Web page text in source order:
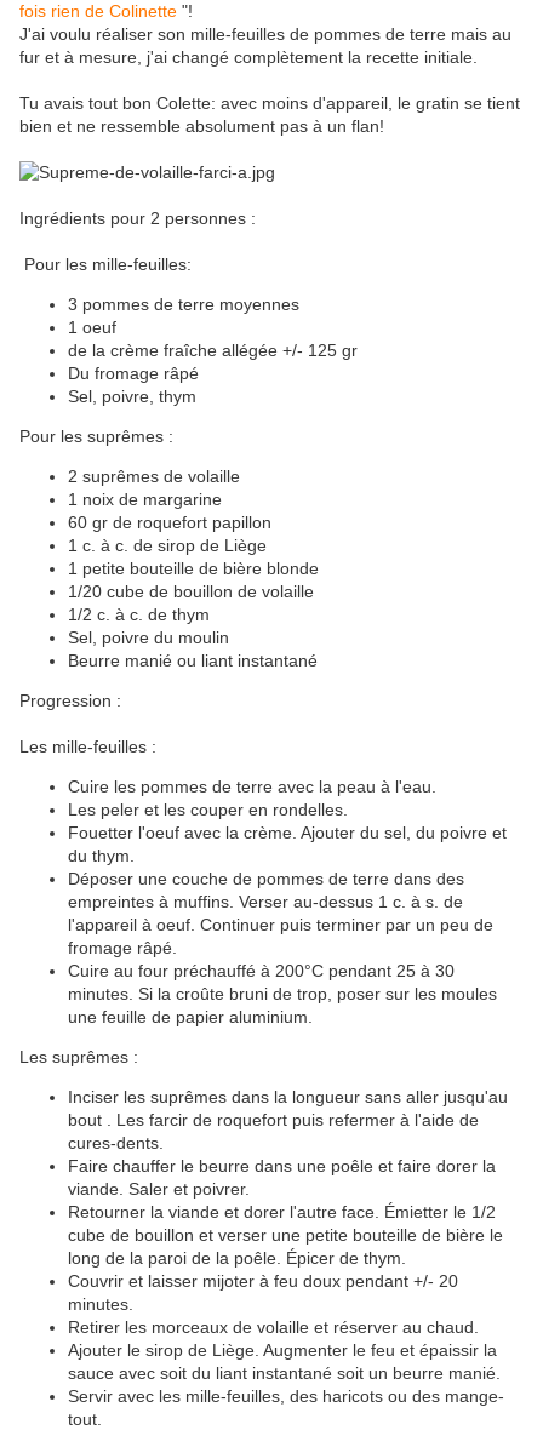
fois rien de Colinette "!
J'ai voulu réaliser son mille-feuilles de pommes de terre mais au
fur et à mesure, j'ai changé complètement la recette initiale.
Tu avais tout bon Colette: avec moins d'appareil, le gratin se tient
bien et ne ressemble absolument pas à un flan!
Ingrédients pour 2 personnes :
Pour les mille-feuilles:
3 pommes de terre moyennes
1 oeuf
de la crème fraîche allégée +/- 125 gr
Du fromage râpé
Sel, poivre, thym
Pour les suprêmes :
2 suprêmes de volaille
1 noix de margarine
60 gr de roquefort papillon
1 c. à c. de sirop de Liège
1 petite bouteille de bière blonde
1/20 cube de bouillon de volaille
1/2 c. à c. de thym
Sel, poivre du moulin
Beurre manié ou liant instantané
Progression :
Les mille-feuilles :
Cuire les pommes de terre avec la peau à l'eau.
Les peler et les couper en rondelles.
Fouetter l'oeuf avec la crème. Ajouter du sel, du poivre et
du thym.
Déposer une couche de pommes de terre dans des
empreintes à muffins. Verser au-dessus 1 c. à s. de
l'appareil à oeuf. Continuer puis terminer par un peu de
fromage râpé.
Cuire au four préchauffé à 200°C pendant 25 à 30
minutes. Si la croûte bruni de trop, poser sur les moules
une feuille de papier aluminium.
Les suprêmes :
Inciser les suprêmes dans la longueur sans aller jusqu'au
bout . Les farcir de roquefort puis refermer à l'aide de
cures-dents.
Faire chauffer le beurre dans une poêle et faire dorer la
viande. Saler et poivrer.
Retourner la viande et dorer l'autre face. Émietter le 1/2
cube de bouillon et verser une petite bouteille de bière le
long de la paroi de la poêle. Épicer de thym.
Couvrir et laisser mijoter à feu doux pendant +/- 20
minutes.
Retirer les morceaux de volaille et réserver au chaud.
Ajouter le sirop de Liège. Augmenter le feu et épaissir la
sauce avec soit du liant instantané soit un beurre manié.
Servir avec les mille-feuilles, des haricots ou des mange-
tout.